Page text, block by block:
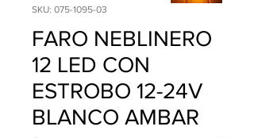
SKU: 075-1095-03
FARO NEBLINERO
12 LED CON
ESTROBO 12-24V
BLANCO AMBAR